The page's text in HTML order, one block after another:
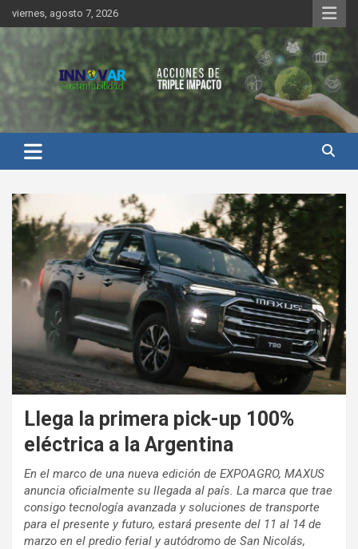
Saltar
al
contenido
viernes, agosto 7, 2026
Innovar Sustentabilidad
Llega la primera pick-up 100%
eléctrica a la Argentina
En el marco de una nueva edición de EXPOAGRO, MAXUS
anuncia oficialmente su llegada al país. La marca que trae
consigo tecnología avanzada y soluciones de transporte
para el presente y futuro, estará presente del 11 al 14 de
marzo en el predio ferial y autódromo de San Nicolás,